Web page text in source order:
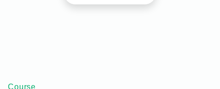
Course